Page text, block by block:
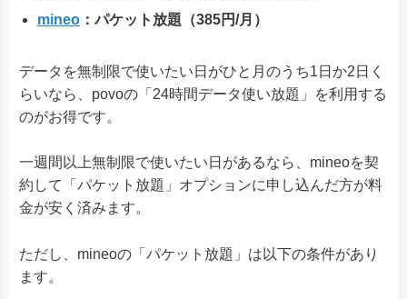
mineo ：パケット放題（385円/月）
データを無制限で使いたい日がひと月のうち1日か2日く
らいなら、povoの「24時間データ使い放題」を利用する
のがお得です。
一週間以上無制限で使いたい日があるなら、mineoを契
約して「パケット放題」オプションに申し込んだ方が料
金が安く済みます。
ただし、mineoの「パケット放題」は以下の条件があり
ます。